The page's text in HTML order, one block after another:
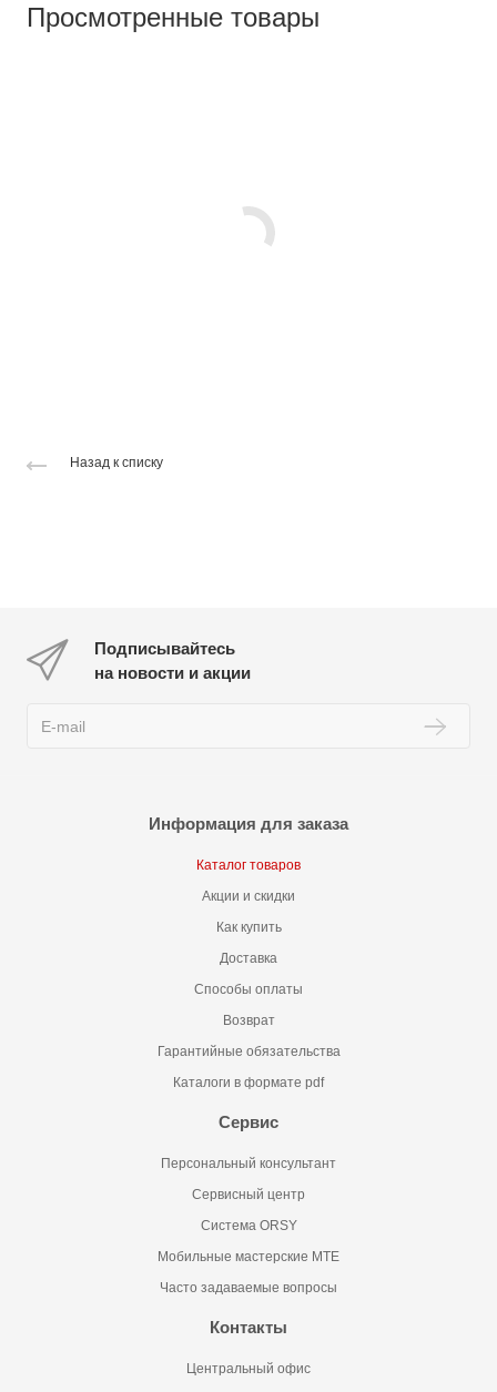
Просмотренные товары
Назад к списку
Подписывайтесь
на новости и акции
Информация для заказа
Каталог товаров
Акции и скидки
Как купить
Доставка
Способы оплаты
Возврат
Гарантийные обязательства
Каталоги в формате pdf
Сервис
Персональный консультант
Сервисный центр
Система ORSY
Мобильные мастерские MTE
Часто задаваемые вопросы
Контакты
Центральный офис